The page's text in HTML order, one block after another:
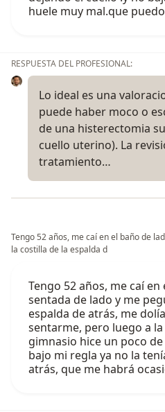
huele muy mal.que
RESPUESTA DEL PROFESIONAL:
Lo ideal es una
puede haber moco o
de una histerectomia
cuello uterino). La
tratamiento…
Tengo 52 años, me caí en el baño de
la costilla de la espalda d
Tengo 52 años, me caí
sentada de lado y me
espalda de atrás, me
sentarme, pero luego a
gimnasio hice un poco
bajo mi regla ya no la
atrás, que me habrá